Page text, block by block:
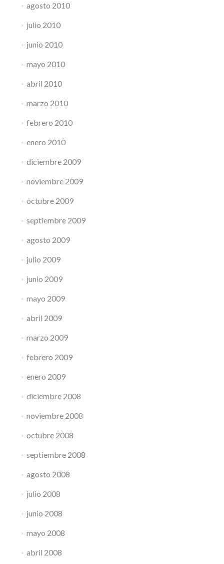
agosto 2010
julio 2010
junio 2010
mayo 2010
abril 2010
marzo 2010
febrero 2010
enero 2010
diciembre 2009
noviembre 2009
octubre 2009
septiembre 2009
agosto 2009
julio 2009
junio 2009
mayo 2009
abril 2009
marzo 2009
febrero 2009
enero 2009
diciembre 2008
noviembre 2008
octubre 2008
septiembre 2008
agosto 2008
julio 2008
junio 2008
mayo 2008
abril 2008